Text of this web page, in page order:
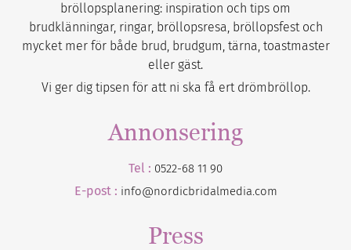
bröllopsplanering: inspiration och tips om
brudklänningar, ringar, bröllopsresa, bröllopsfest och
mycket mer för både brud, brudgum, tärna, toastmaster
eller gäst.
Vi ger dig tipsen för att ni ska få ert drömbröllop.
Annonsering
Tel : 0522-68 11 90
E-post : info@nordicbridalmedia.com
Press